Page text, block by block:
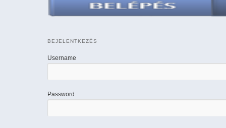
BEJELENTKEZÉS
Username
Password